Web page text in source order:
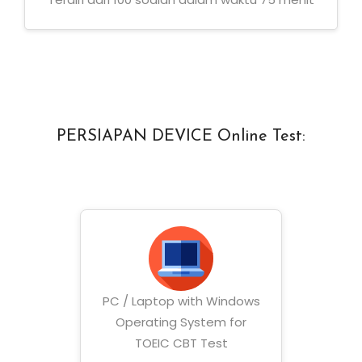
PERSIAPAN DEVICE Online Test:
PC / Laptop with Windows
Operating System for
TOEIC CBT Test